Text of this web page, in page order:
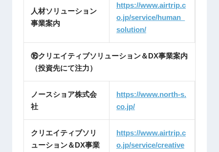
人材ソリューション
事業案内
https://www.airtrip.c
o.jp/service/human_
solution/
⑯クリエイティブソリューション＆DX事業案内
（投資先にて注力）
ノースショア株式会
社
https://www.north-s.
co.jp/
クリエイティブソリ
ューション＆DX事業
https://www.airtrip.c
o.jp/service/creative